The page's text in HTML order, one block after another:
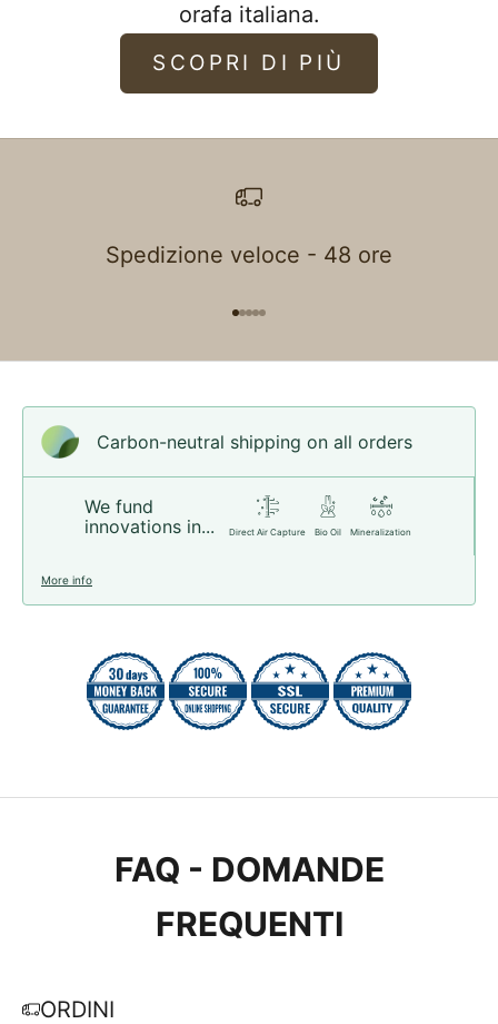
orafa italiana.
SCOPRI DI PIÙ
Spedizione veloce - 48 ore
Carbon-neutral shipping on all orders
We fund
innovations in...
Direct Air Capture Bio Oil Mineralization
More info
FAQ - DOMANDE
FREQUENTI
ORDINI